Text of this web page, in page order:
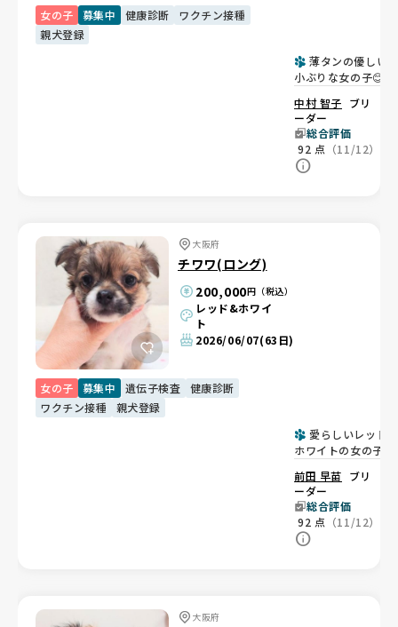
女の子 募集中 健康診断
ワクチン接種
親犬登録
薄タンの優しい
小ぶりな女の子😊
中村 智子 ブリ
ーダー
総合評価
92 点 （11/12）
大阪府
チワワ(ロング)
200,000円（税込）
レッド&ホワイ
ト
2026/06/07(63日)
女の子 募集中 遺伝子検査
健康診断
ワクチン接種
親犬登録
愛らしいレッド&
ホワイトの女の子🩷
前田 早苗 ブリ
ーダー
総合評価
92 点 （11/12）
大阪府